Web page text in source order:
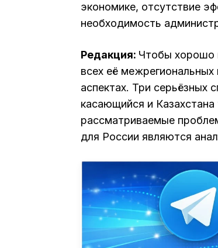
экономике, отсутствие
необходимость
Редакция: Чтобы хорошо
всех её
аспектах. Три серьёзных
касающийся и
рассматриваемые
для России являются